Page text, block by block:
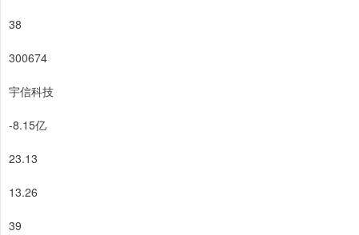
38
300674
宇信科技
-8.15亿
23.13
13.26
39